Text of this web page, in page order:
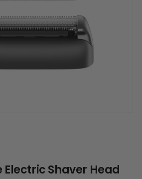
Electric Shaver Head